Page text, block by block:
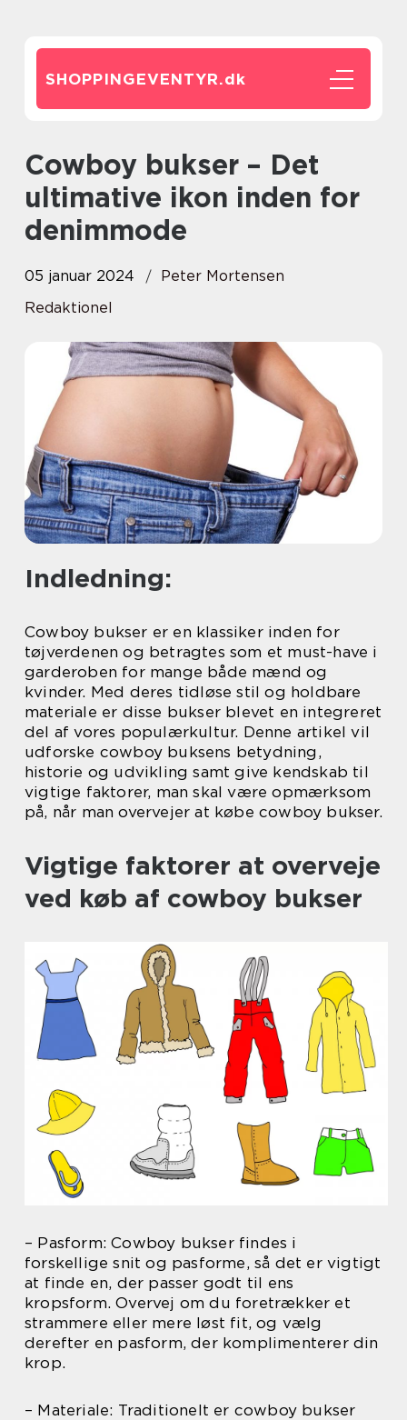
SHOPPINGEVENTYR.dk
Cowboy bukser – Det
ultimative ikon inden for
denimmode
05 januar 2024
Peter Mortensen
Redaktionel
Indledning:
Cowboy bukser er en klassiker inden for
tøjverdenen og betragtes som et must-have i
garderoben for mange både mænd og
kvinder. Med deres tidløse stil og holdbare
materiale er disse bukser blevet en integreret
del af vores populærkultur. Denne artikel vil
udforske cowboy buksens betydning,
historie og udvikling samt give kendskab til
vigtige faktorer, man skal være opmærksom
på, når man overvejer at købe cowboy bukser.
Vigtige faktorer at overveje
ved køb af cowboy bukser
– Pasform: Cowboy bukser findes i
forskellige snit og pasforme, så det er vigtigt
at finde en, der passer godt til ens
kropsform. Overvej om du foretrækker et
strammere eller mere løst fit, og vælg
derefter en pasform, der komplimenterer din
krop.
– Materiale: Traditionelt er cowboy bukser